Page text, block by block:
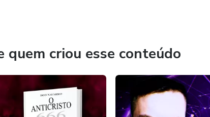
criou esse conteúdo